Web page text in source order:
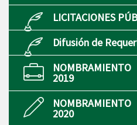
LICITACIONES
Difusión de
NOMBRAMIENTO
2019
NOMBRAMIENTO
2020